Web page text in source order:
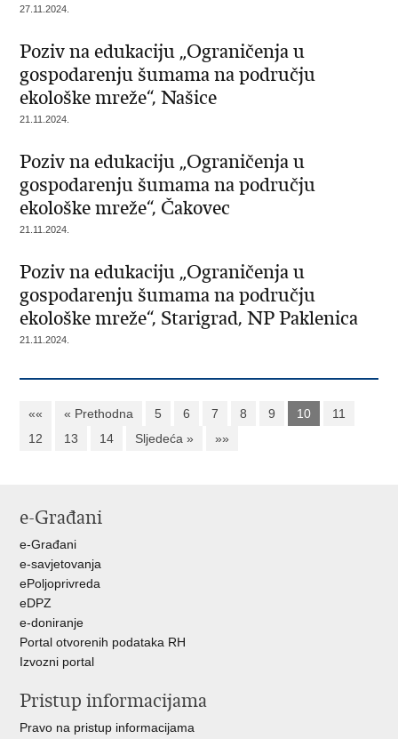
27.11.2024.
Poziv na edukaciju „Ograničenja u
gospodarenju šumama na području
ekološke mreže“, Našice
21.11.2024.
Poziv na edukaciju „Ograničenja u
gospodarenju šumama na području
ekološke mreže“, Čakovec
21.11.2024.
Poziv na edukaciju „Ograničenja u
gospodarenju šumama na području
ekološke mreže“, Starigrad, NP Paklenica
21.11.2024.
«« « Prethodna 5 6 7 8 9 10
11
12
13 14 Sljedeća » »»
e-Građani
e-Građani
e-savjetovanja
ePoljoprivreda
eDPZ
e-doniranje
Portal otvorenih podataka RH
Izvozni portal
Pristup informacijama
Pravo na pristup informacijama